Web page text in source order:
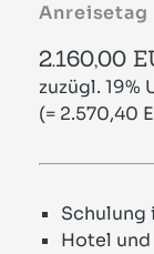
Anreisetag
2.160,00
zuzügl. 19%
(= 2.570,40
Schulung
Hotel